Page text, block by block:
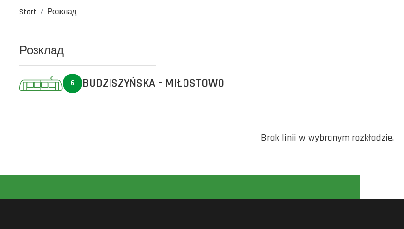
Start Розклад
Розклад
6 BUDZISZYŃSKA - MIŁOSTOWO
Brak linii w wybranym rozkładzie.